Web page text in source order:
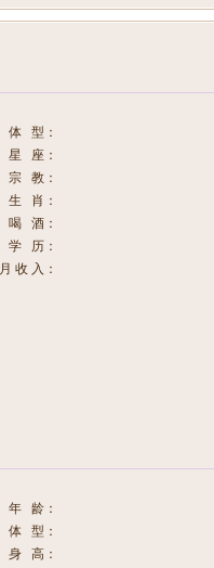
体 型：
星 座：
宗 教：
生 肖：
喝 酒：
学 历：
月 收 入：
年 龄：
体 型：
身 高：